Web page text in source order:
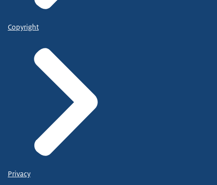
Copyright
Privacy